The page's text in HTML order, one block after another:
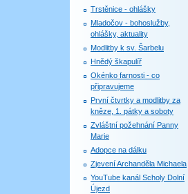
Trstěnice - ohlášky
Mladočov - bohoslužby,
ohlášky, aktuality
Modlitby k sv. Šarbelu
Hnědý škapulíř
Okénko farnosti - co
připravujeme
První čtvrtky a modlitby za
kněze, 1. pátky a soboty
Zvláštní požehnání Panny
Marie
Adopce na dálku
Zjevení Archanděla Michaela
YouTube kanál Scholy Dolní
Újezd